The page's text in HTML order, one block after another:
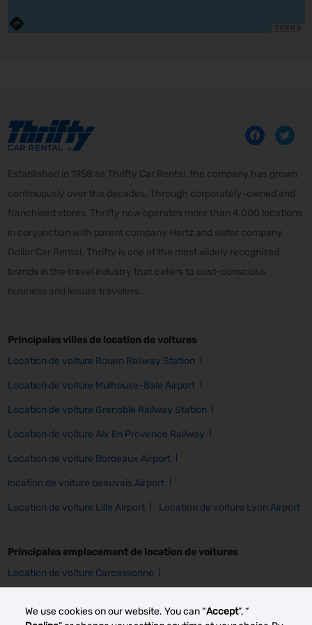
We use cookies on our website. You can “Accept”, “
Established in 1958 as Thrifty Car Rental, the company has grown
continuously over the decades. Through corporately-owned and
franchised stores, Thrifty now operates more than 4,000 locations
in conjunction with parent company Hertz and sister company
Dollar Car Rental. Thrifty is one of the most widely recognized
brands in the travel industry that caters to cost-conscious
business and leisure travelers.
Principales villes de location de voitures
Location de voiture Rouen Railway Station
Location de voiture Mulhouse-Bale Airport
Location de voiture Grenoble Railway Station
Location de voiture Aix En Provence Railway
Location de voiture Bordeaux Airport
location de voiture beauvais Airport
Location de voiture Lille Airport Location de voiture Lyon Airport
Principales emplacement de location de voitures
Location de voiture Carcassonne
Location de voiture Angers Location de voiture Lille